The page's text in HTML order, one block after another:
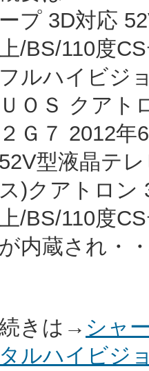
ープ 3D対応
/BS/110度
フルハイビジ
ＵＯＳ クアト
２Ｇ７ 2012
52V型液晶テ
ス)クアトロン
/BS/110度
が内蔵され・
きは→ シャ
タルハイビジ